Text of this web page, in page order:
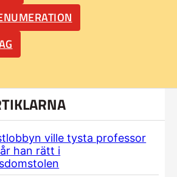
ville tysta professor
han rätt i